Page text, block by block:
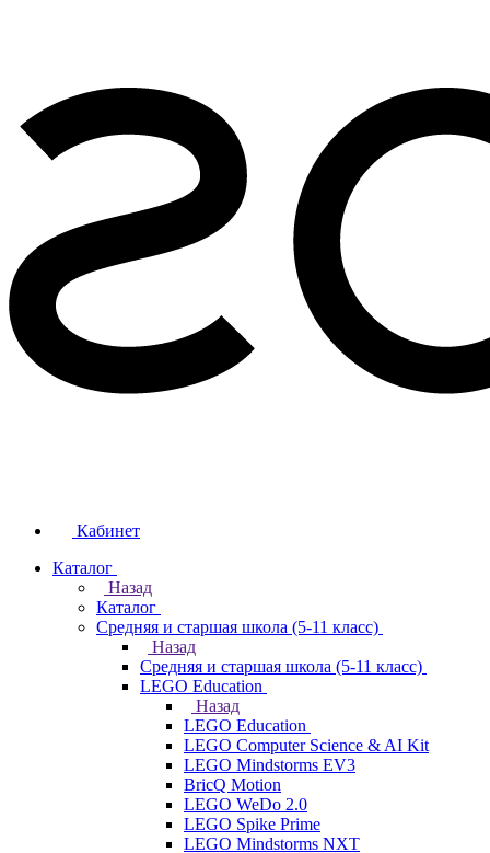
Кабинет
Каталог
Назад
Каталог
Средняя и старшая школа (5-11 класс)
Назад
Средняя и старшая школа (5-11 класс)
LEGO Education
Назад
LEGO Education
LEGO Computer Science & AI Kit
LEGO Mindstorms EV3
BricQ Motion
LEGO WeDo 2.0
LEGO Spike Prime
LEGO Mindstorms NXT